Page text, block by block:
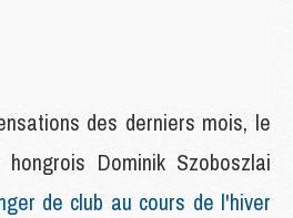
des derniers mois, le
Dominik Szoboszlai
de club au cours de l'hiver